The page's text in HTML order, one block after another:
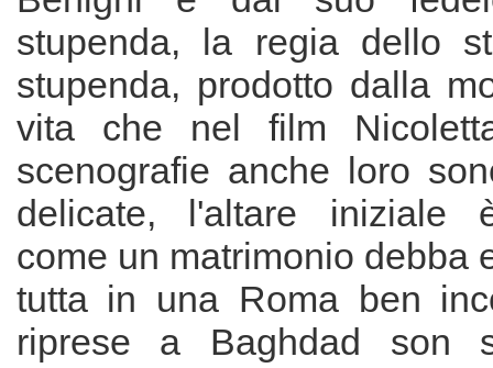
stupenda, la regia dello
stupenda, prodotto dalla
vita che nel film
scenografie anche loro
delicate, l'altare iniziale
come un matrimonio debba
tutta in una Roma ben
riprese a Baghdad son